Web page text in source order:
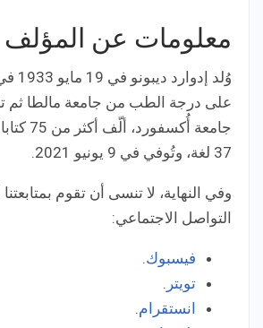
معلومات عن المؤلف
وُلد
على درجة الطب من جامعة مالطا ثم
جامعة
37 لغة، وتُوفي في 9 يونيو 2021.
وفي النهاية، لا تنسى أن تقوم
التواصل الاجتماعي:
فيسبوك.
تويتر .
انستقرام.